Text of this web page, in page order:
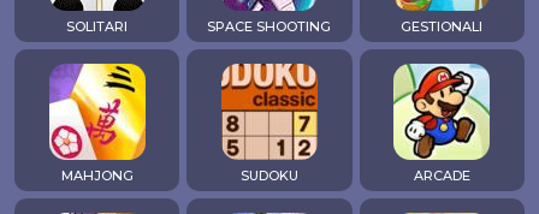
SOLITARI SPACE SHOOTING GESTIONALI
MAHJONG SUDOKU ARCADE